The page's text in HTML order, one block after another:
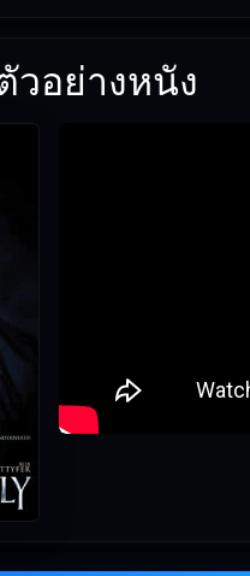
วอย่างหนัง